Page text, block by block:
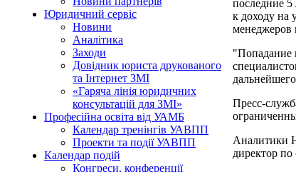
Юридичний сервіс
Новини
Аналітика
Заходи
Довідник юриста друкованого
та Інтернет ЗМІ
«Гаряча лінія юридичних
консультацій для ЗМІ»
Професійна освіта від УАМБ
Календар тренінгів УАВПП
Проекти та події УАВПП
Календар подій
Конгреси, конференції
последние
к доходу на
менеджеров
"Попадание
Пресс-
Аналитики
директор